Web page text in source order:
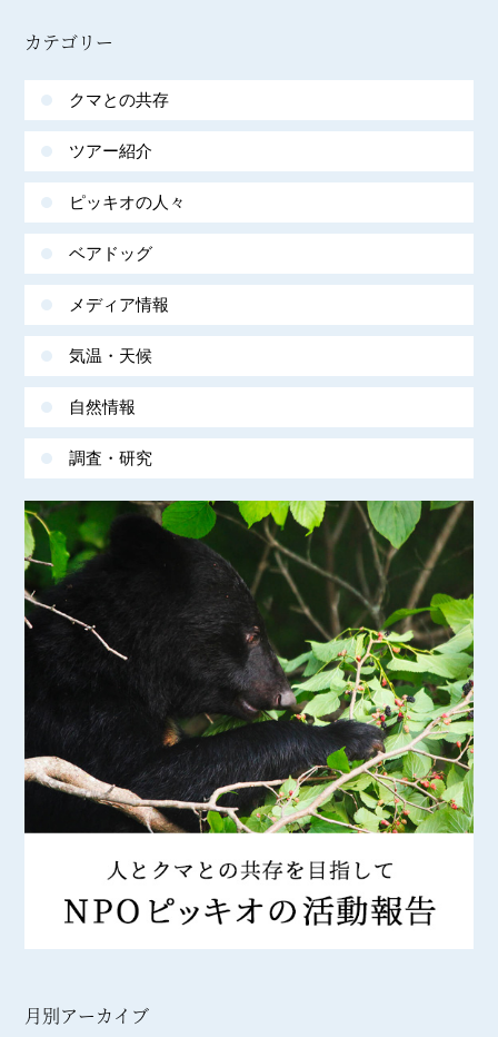
カテゴリー
クマとの共存
ツアー紹介
ピッキオの人々
ベアドッグ
メディア情報
気温・天候
自然情報
調査・研究
月別アーカイブ